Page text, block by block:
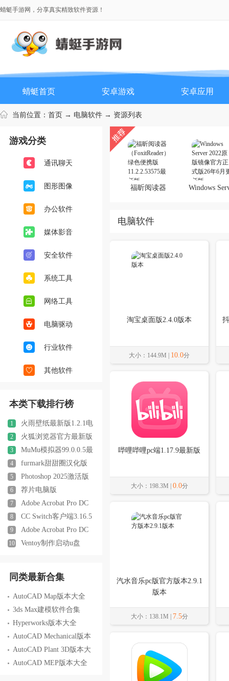
蜻蜓手游网，分享真实精致软件资源！
蜻蜓首页 安卓游戏 安卓应用
当前位置： 首页 → 电脑软件 → 资源列表
游戏分类
通讯聊天
图形图像
办公软件
媒体影音
安全软件
系统工具
网络工具
电脑驱动
行业软件
其他软件
本类下载排行榜
1
火雨壁纸最新版1.2.1电
脑版
2
火狐浏览器官方最新版
本106.0.2离线安装包
3
MuMu模拟器99.0.0.5最
新版本
4
furmark甜甜圈汉化版
（显卡稳定性测试）
1.25.0.0单文件中文版
5
Photoshop 2025激活版
v26.11.0.18中文版
6
荐片电脑版
20265.0.0.3pc版
7
Adobe Acrobat Pro DC
2025激活版v2025.001.20937
电脑版
8
CC Switch客户端3.16.5
最新版
9
Adobe Acrobat Pro DC
2022破解版免费版
10
Ventoy制作启动u盘
同类最新合集
AutoCAD Map版本大全
3ds Max建模软件合集
Hyperworks版本大全
AutoCAD Mechanical版本
AutoCAD Plant 3D版本大
AutoCAD MEP版本大全
福昕阅读器
Windows
电脑软件
淘宝桌面版2.4.0版本
大小：144.9M | 10.0分
哔哩哔哩pc端1.17.9最新版
大小：198.3M | 0.0分
汽水音乐pc版官方版本2.9.1
版本
大小：138.1M | 7.5分